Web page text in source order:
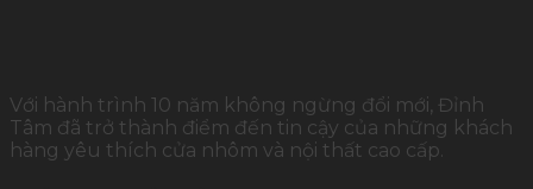
Với hành trình 10 năm không ngừng đổi mới, Đỉnh
Tâm đã trở thành điểm đến tin cậy của những khách
hàng yêu thích cửa nhôm và nội thất cao cấp.